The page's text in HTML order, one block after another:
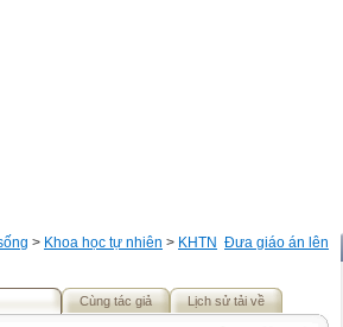
Đưa giáo án lên
> Khoa học tự nhiên > KHTN
Cùng tác giả Lịch sử tải về